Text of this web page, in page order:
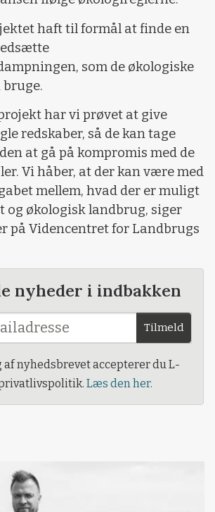
haft til formål at finde en
som de økologiske
har vi prøvet at give
redskaber, så de kan tage
at gå på kompromis med de
Vi håber, at der kan være med
mellem, hvad der er muligt
og økologisk landbrug, siger
på Videncentret for Landbrugs
nyheder i indbakken
Tilmeld
nyhedsbrevet accepterer du L-
Læs den her.